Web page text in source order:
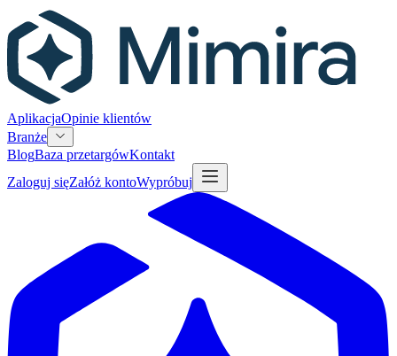
AplikacjaOpinie klientów
Branże
BlogBaza przetargówKontakt
Zaloguj sięZałóż kontoWypróbuj